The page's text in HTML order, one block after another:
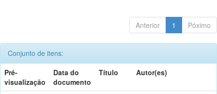
Anterior 1 Póximo
Conjunto de itens:
Pré-
visualização
Data do
documento
Título Autor(es)